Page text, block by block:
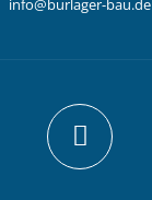
info@burlager-bau.de